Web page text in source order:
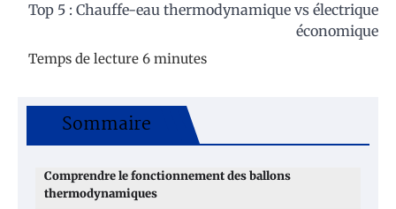
Top 5 : Chauffe-eau thermodynamique vs électrique
économique
Sommaire
Comprendre le fonctionnement des ballons
thermodynamiques